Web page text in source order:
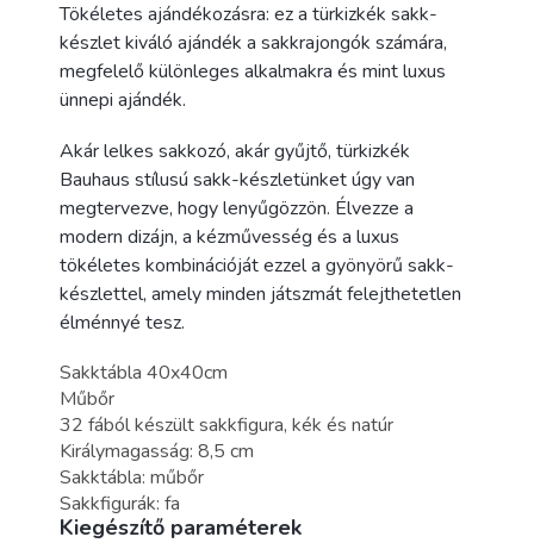
Tökéletes ajándékozásra: ez a türkizkék sakk-
készlet kiváló ajándék a sakkrajongók számára,
megfelelő különleges alkalmakra és mint luxus
ünnepi ajándék.
Akár lelkes sakkozó, akár gyűjtő, türkizkék
Bauhaus stílusú sakk-készletünket úgy van
megtervezve, hogy lenyűgözzön. Élvezze a
modern dizájn, a kézművesség és a luxus
tökéletes kombinációját ezzel a gyönyörű sakk-
készlettel, amely minden játszmát felejthetetlen
élménnyé tesz.
Sakktábla 40x40cm
Műbőr
32 fából készült sakkfigura, kék és natúr
Királymagasság: 8,5 cm
Sakktábla: műbőr
Sakkfigurák: fa
Kiegészítő paraméterek